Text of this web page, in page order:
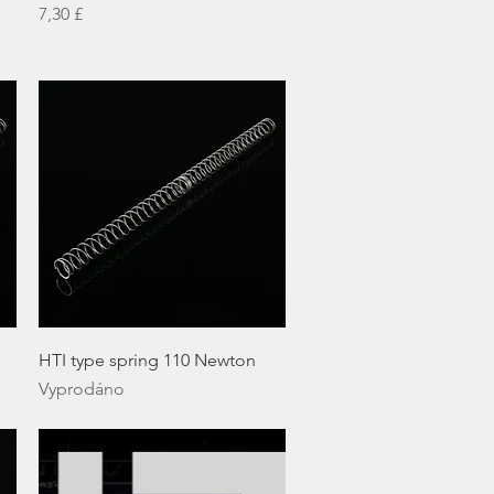
Cena
7,30 £
Rychlý náhled
HTI type spring 110 Newton
Vyprodáno